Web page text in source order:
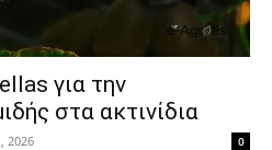
για την
στα ακτινίδια
2026 0